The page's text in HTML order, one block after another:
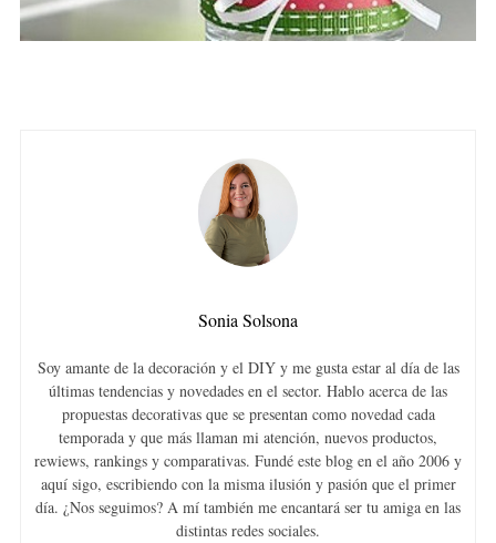
Sonia Solsona
Soy amante de la decoración y el DIY y me gusta estar al día de las
últimas tendencias y novedades en el sector. Hablo acerca de las
propuestas decorativas que se presentan como novedad cada
temporada y que más llaman mi atención, nuevos productos,
rewiews, rankings y comparativas. Fundé este blog en el año 2006 y
aquí sigo, escribiendo con la misma ilusión y pasión que el primer
día. ¿Nos seguimos? A mí también me encantará ser tu amiga en las
distintas redes sociales.